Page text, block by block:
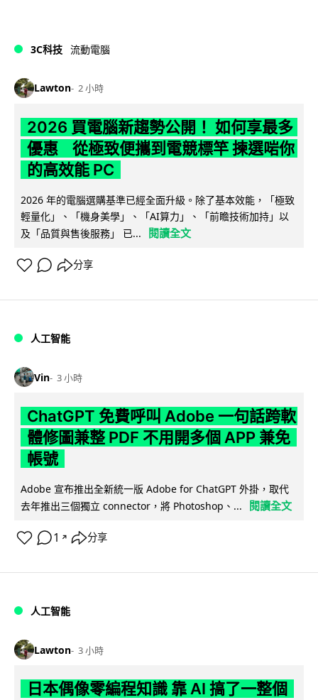
3C科技 流動電腦
Lawton 2 小時
2026 買電腦新趨勢公開！ 如何享最多
優惠 從極致便攜到電競標竿 揀選啱你
的高效能 PC
2026 年的電腦選購基準已經全面升級。除了基本效能，「極致
輕量化」、「機身美學」、「AI算力」、「前瞻技術加持」以
及「品質與售後服務」 已...
閱讀全文
分享
人工智能
Vin 3 小時
ChatGPT 免費呼叫 Adobe 一句話跨軟
體修圖兼整 PDF 不用開多個 APP 兼免
帳號
Adobe 宣布推出全新統一版 Adobe for ChatGPT 外掛，取代
去年推出三個獨立 connector，將 Photoshop、...
閱讀全文
1 ↗ 分享
人工智能
Lawton 3 小時
日本偶像零編程知識 靠 AI 搞了一整個